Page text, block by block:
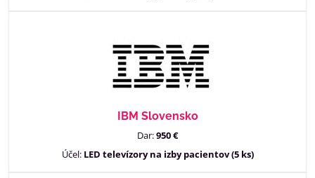
IBM Slovensko
Dar:950 €
Účel: LED televízory na izby pacientov (5 ks)